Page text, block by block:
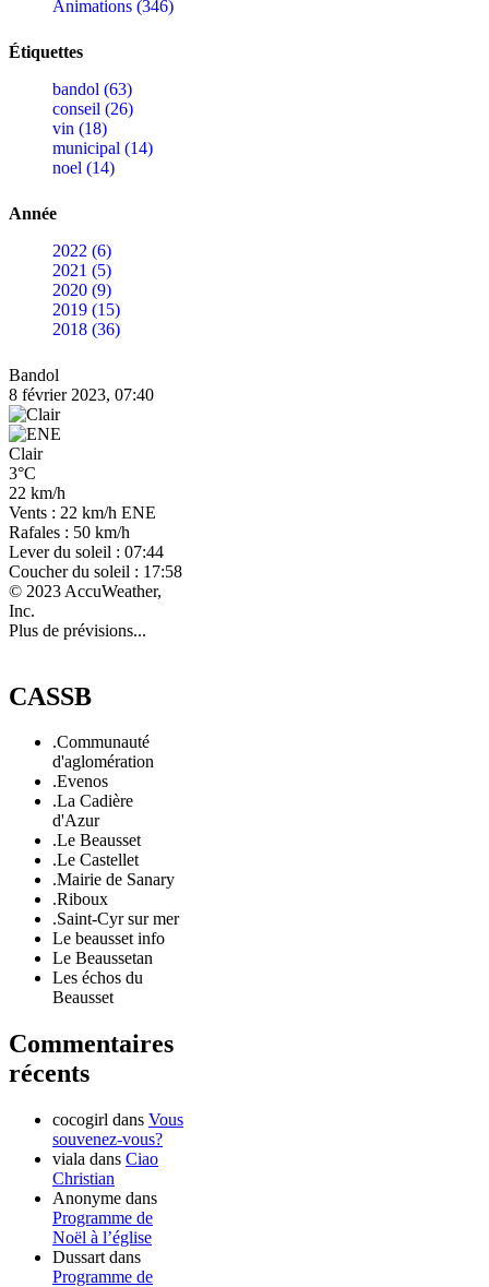
Animations (346)
Étiquettes
bandol (63)
conseil (26)
vin (18)
municipal (14)
noel (14)
Année
2022 (6)
2021 (5)
2020 (9)
2019 (15)
2018 (36)
Bandol
8 février 2023, 07:40
Clair
3°C
22 km/h
Vents : 22 km/h ENE
Rafales : 50 km/h
Lever du soleil : 07:44
Coucher du soleil : 17:58
© 2023 AccuWeather,
Inc.
Plus de prévisions...
CASSB
.Communauté
d'aglomération
.Evenos
.La Cadière
d'Azur
.Le Beausset
.Le Castellet
.Mairie de Sanary
.Riboux
.Saint-Cyr sur mer
Le beausset info
Le Beaussetan
Les échos du
Beausset
Commentaires
récents
cocogirl dans Vous
souvenez-vous?
viala dans Ciao
Christian
Anonyme dans
Programme de
Noël à l’église
Dussart dans
Programme de